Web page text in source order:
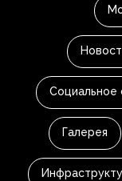
Социальное
Галерея